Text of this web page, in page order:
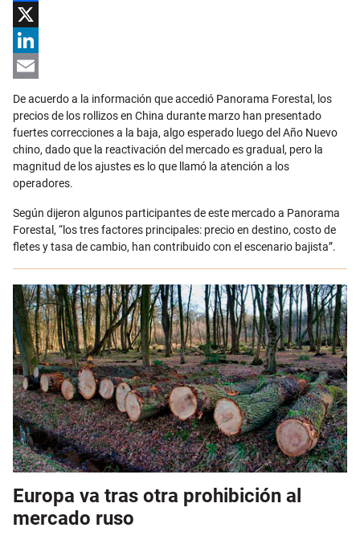
Facebook
X
LinkedIn
De acuerdo a la información que accedió Panorama Forestal, los
precios de los rollizos en China durante marzo han presentado
fuertes correcciones a la baja, algo esperado luego del Año Nuevo
chino, dado que la reactivación del mercado es gradual, pero la
magnitud de los ajustes es lo que llamó la atención a los
operadores.
Según dijeron algunos participantes de este mercado a Panorama
Forestal, “los tres factores principales: precio en destino, costo de
fletes y tasa de cambio, han contribuido con el escenario bajista”.
Europa va tras otra prohibición al
mercado ruso